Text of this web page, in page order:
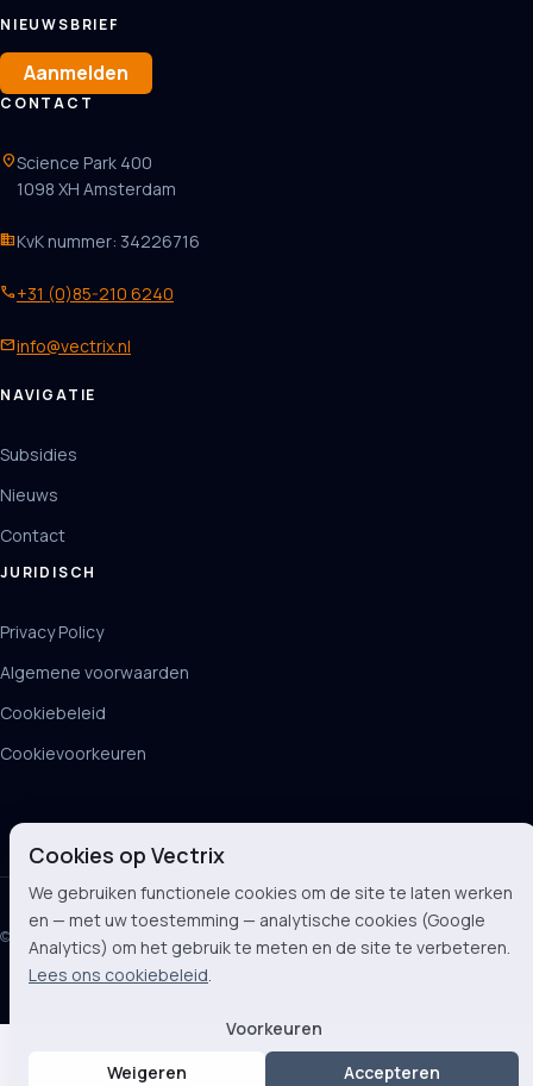
NIEUWSBRIEF
Aanmelden
CONTACT
location_onScience Park 400
1098 XH Amsterdam
businessKvK nummer: 34226716
phone+31 (0)85-210 6240
mailinfo@vectrix.nl
NAVIGATIE
Subsidies
Nieuws
Contact
JURIDISCH
Privacy Policy
Algemene voorwaarden
Cookiebeleid
Cookievoorkeuren
© 2026 Vectrix BV
Cookies op Vectrix
We gebruiken functionele cookies om de site te laten werken
en — met uw toestemming — analytische cookies (Google
Analytics) om het gebruik te meten en de site te verbeteren.
Lees ons cookiebeleid.
Voorkeuren
Weigeren
Accepteren